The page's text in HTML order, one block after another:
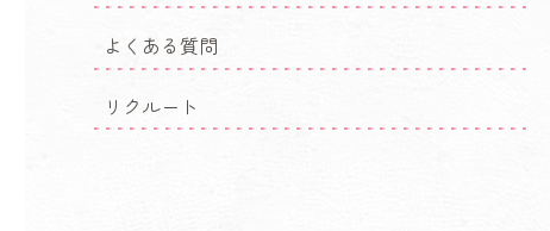
よくある質問
リクルート